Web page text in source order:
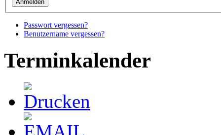
Passwort vergessen?
Benutzername vergessen?
Terminkalender